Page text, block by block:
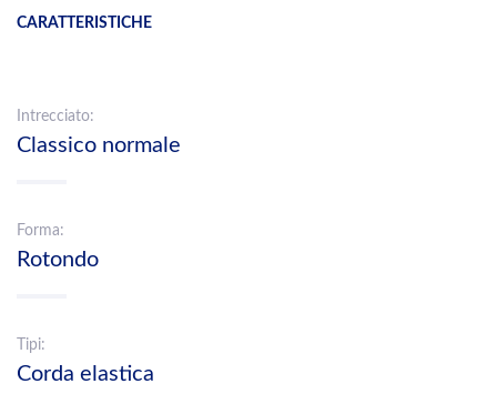
CARATTERISTICHE
Intrecciato:
Classico normale
Forma:
Rotondo
Tipi:
Corda elastica